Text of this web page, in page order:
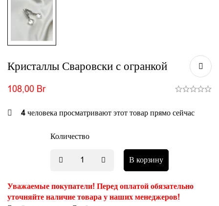
Кристаллы Сваровски с огранкой
108,00 Br
4человека просматривают этот товар прямо сейчас
Количество
В корзину
Уважаемые покупатели! Перед оплатой обязательно
уточняйте наличие товара у наших менеджеров!